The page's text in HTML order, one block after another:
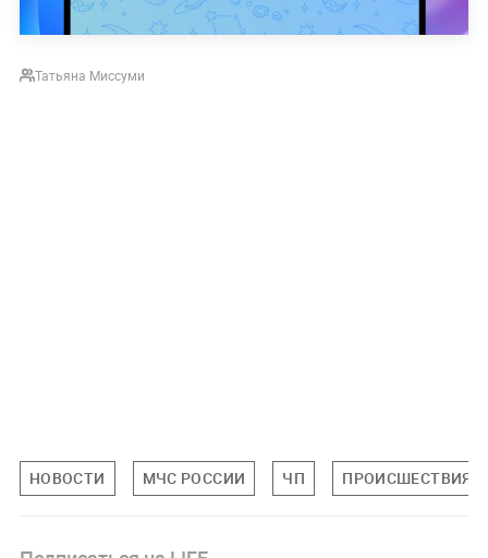
Татьяна Миссуми
НОВОСТИ МЧС РОССИИ ЧП ПРОИСШЕСТВИЯ